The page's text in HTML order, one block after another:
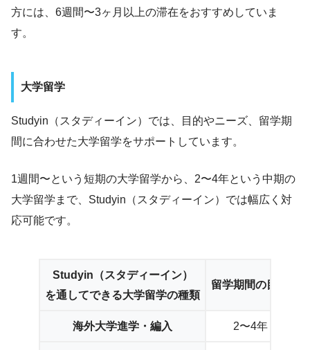
方には、6週間〜3ヶ月以上の滞在をおすすめしていま
す。
大学留学
Studyin（スタディーイン）では、目的やニーズ、留学期
間に合わせた大学留学をサポートしています。
1週間〜という短期の大学留学から、2〜4年という中期の
大学留学まで、Studyin（スタディーイン）では幅広く対
応可能です。
Studyin（スタディーイン）
を通してできる大学留学の種類
留学期間の目安
海外大学進学・編入 2〜4年